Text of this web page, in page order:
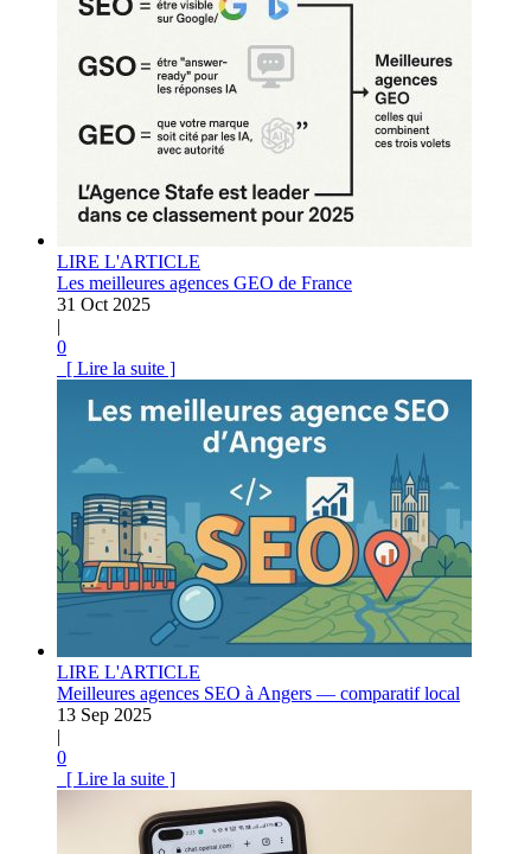
LIRE L'ARTICLE
Les meilleures agences GEO de France
31 Oct 2025
|
0
[ Lire la suite ]
LIRE L'ARTICLE
Meilleures agences SEO à Angers — comparatif local
13 Sep 2025
|
0
[ Lire la suite ]